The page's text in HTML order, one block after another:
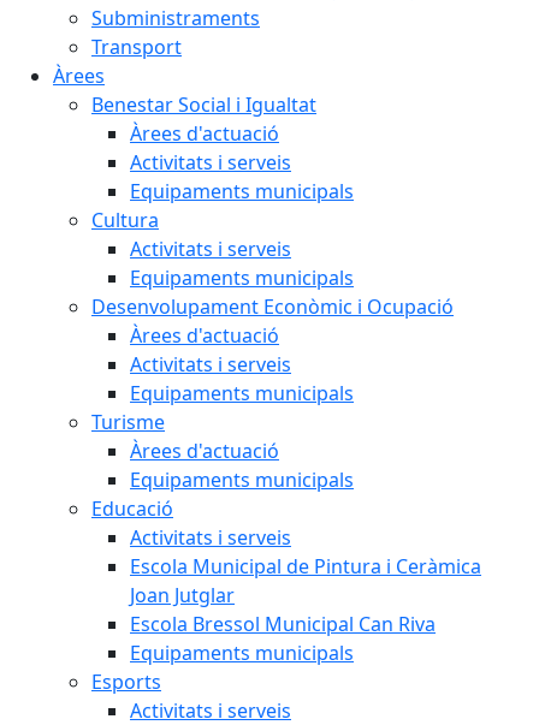
Subministraments
Transport
Àrees
Benestar Social i Igualtat
Àrees d'actuació
Activitats i serveis
Equipaments municipals
Cultura
Activitats i serveis
Equipaments municipals
Desenvolupament Econòmic i Ocupació
Àrees d'actuació
Activitats i serveis
Equipaments municipals
Turisme
Àrees d'actuació
Equipaments municipals
Educació
Activitats i serveis
Escola Municipal de Pintura i Ceràmica
Joan Jutglar
Escola Bressol Municipal Can Riva
Equipaments municipals
Esports
Activitats i serveis